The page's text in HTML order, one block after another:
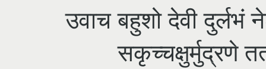
उवाच बहुशो देवी दुर्लभं
सकृच्चक्षुर्मुद्रणे